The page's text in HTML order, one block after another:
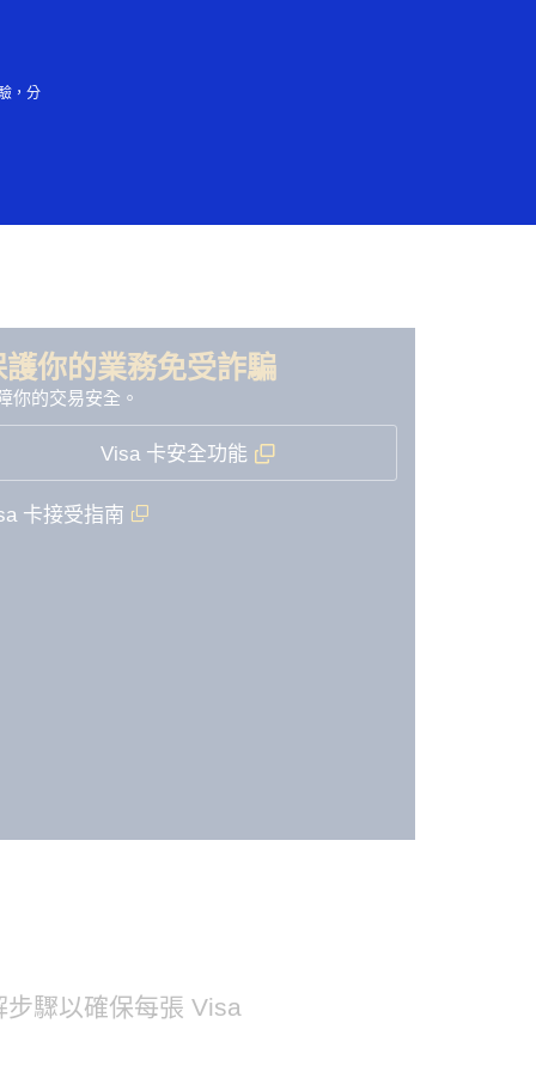
眾
護你的業務免受詐騙
你的交易安全。
Visa 卡安全功能
卡接受指南
驟以確保每張 Visa
，分